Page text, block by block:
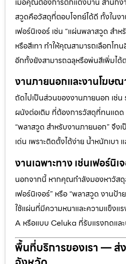
สวูดคือวัสดุที่ตอบโจทย์ได้ดี ทั้งในง
เฟอร์นิเจอร์ เช่น “แผ่นพลาสวูด สำ
หรือสีเทา ทำให้คุณสามารถเลือกโท
อีกทั้งยังสามารถฉลุหรือพ่นสีเพิ่มได้
งานภายนอกและงานโฆษณ
ถัดไปเป็นส่วนของงานภายนอก เช่น
ผนังต่อเติม ที่ต้องการวัสดุที่ทนแด
“พลาสวูด สำหรับงานภายนอก” จึง
เด่น เพราะติดตั้งได้ง่าย น้ำหนักเบา
งานเฉพาะทาง เช่นเฟอร์นิ
นอกจากนี้ หากคุณกำลังมองหาวัสดุ
เฟอร์นิเจอร์” หรือ “พลาสวูด งานป้
ใช้แผ่นที่มีความหนาและความแข็งแ
A หรือแบบ Celuka ที่รับแรงกดแล
พื้นที่บริการของเรา — ส่